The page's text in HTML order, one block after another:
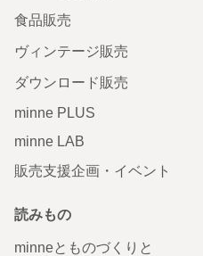
食品販売
ヴィンテージ販売
ダウンロード販売
minne PLUS
minne LAB
販売支援企画・イベント
読みもの
minneとものづくりと